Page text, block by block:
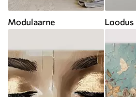
Modulaarne Loodus